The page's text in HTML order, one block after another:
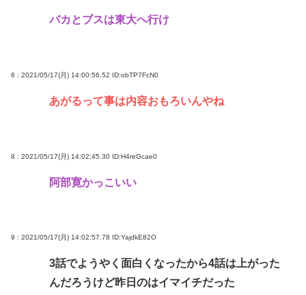
バカとブスは東大へ行け
6 : 2021/05/17(月) 14:00:56.52 ID:obTP7FcN0
あがるって事は内容おもろいんやね
8 : 2021/05/17(月) 14:02:45.30 ID:H4reGcae0
阿部寛かっこいい
9 : 2021/05/17(月) 14:02:57.78 ID:YajdkE82O
3話でようやく面白くなったから4話は上がった
んだろうけど昨日のはイマイチだった